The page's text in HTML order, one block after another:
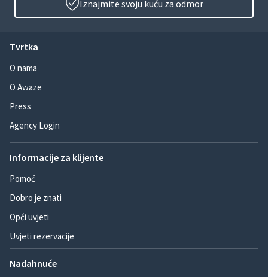
Iznajmite svoju kuću za odmor
Tvrtka
O nama
O Awaze
Press
Agency Login
Informacije za klijente
Pomoć
Dobro je znati
Opći uvjeti
Uvjeti rezervacije
Nadahnuće